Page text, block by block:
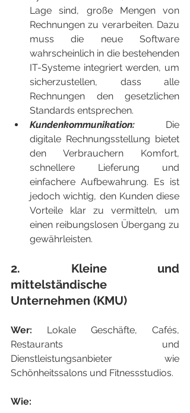
Lage sind, große Mengen von
Rechnungen zu verarbeiten. Dazu
muss die neue Software
wahrscheinlich in die bestehenden
IT-Systeme integriert werden, um
sicherzustellen, dass alle
Rechnungen den gesetzlichen
Standards entsprechen.
Kundenkommunikation: Die
digitale Rechnungsstellung bietet
den Verbrauchern Komfort,
schnellere Lieferung und
einfachere Aufbewahrung. Es ist
jedoch wichtig, den Kunden diese
Vorteile klar zu vermitteln, um
einen reibungslosen Übergang zu
gewährleisten.
2. Kleine und
mittelständische
Unternehmen (KMU)
Wer: Lokale Geschäfte, Cafés,
Restaurants und
Dienstleistungsanbieter wie
Schönheitssalons und Fitnessstudios.
Wie: